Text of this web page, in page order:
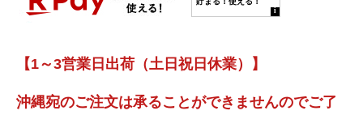
【1～3営業日出荷（土日祝日休業）】
沖縄宛のご注文は承ることができませんのでご了